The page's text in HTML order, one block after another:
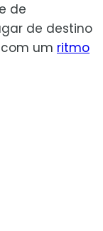
de
de destino
um ritmo